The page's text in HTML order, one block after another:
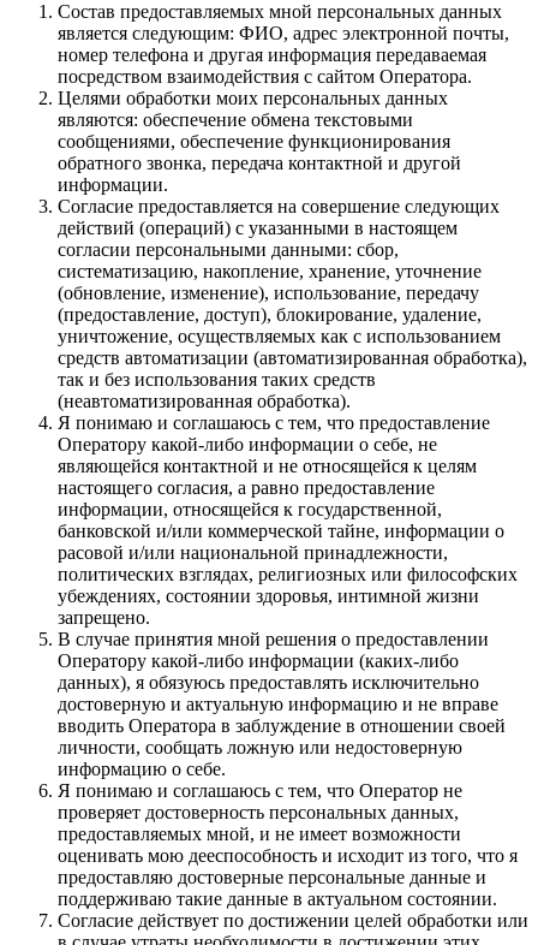
Состав предоставляемых мной персональных данных
является следующим: ФИО, адрес электронной почты,
номер телефона и другая информация передаваемая
посредством взаимодействия с сайтом Оператора.
Целями обработки моих персональных данных
являются: обеспечение обмена текстовыми
сообщениями, обеспечение функционирования
обратного звонка, передача контактной и другой
информации.
Согласие предоставляется на совершение следующих
действий (операций) с указанными в настоящем
согласии персональными данными: сбор,
систематизацию, накопление, хранение, уточнение
(обновление, изменение), использование, передачу
(предоставление, доступ), блокирование, удаление,
уничтожение, осуществляемых как с использованием
средств автоматизации (автоматизированная обработка),
так и без использования таких средств
(неавтоматизированная обработка).
Я понимаю и соглашаюсь с тем, что предоставление
Оператору какой-либо информации о себе, не
являющейся контактной и не относящейся к целям
настоящего согласия, а равно предоставление
информации, относящейся к государственной,
банковской и/или коммерческой тайне, информации о
расовой и/или национальной принадлежности,
политических взглядах, религиозных или философских
убеждениях, состоянии здоровья, интимной жизни
запрещено.
В случае принятия мной решения о предоставлении
Оператору какой-либо информации (каких-либо
данных), я обязуюсь предоставлять исключительно
достоверную и актуальную информацию и не вправе
вводить Оператора в заблуждение в отношении своей
личности, сообщать ложную или недостоверную
информацию о себе.
Я понимаю и соглашаюсь с тем, что Оператор не
проверяет достоверность персональных данных,
предоставляемых мной, и не имеет возможности
оценивать мою дееспособность и исходит из того, что я
предоставляю достоверные персональные данные и
поддерживаю такие данные в актуальном состоянии.
Согласие действует по достижении целей обработки или